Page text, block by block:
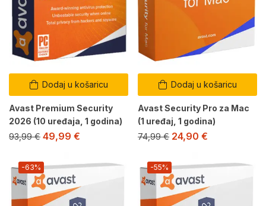
Dodaj u košaricu
Avast Premium Security
2026 (10 uređaja, 1 godina)
93,99€ 49,99 €
Dodaj u košaricu
Avast Security Pro za Mac
(1 uređaj, 1 godina)
74,99€ 24,90 €
-63% -55%